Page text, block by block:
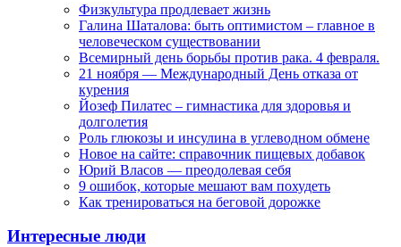
Физкультура продлевает жизнь
Галина Шаталова: быть оптимистом – главное в
человеческом существовании
Всемирный день борьбы против рака. 4 февраля.
21 ноября — Международный День отказа от
курения
Йозеф Пилатес – гимнастика для здоровья и
долголетия
Роль глюкозы и инсулина в углеводном обмене
Новое на сайте: справочник пищевых добавок
Юрий Власов — преодолевая себя
9 ошибок, которые мешают вам похудеть
Как тренироваться на беговой дорожке
Интересные люди